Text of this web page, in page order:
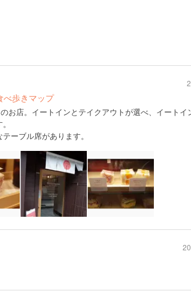
べ歩きマップ
お店。イートインとテイクアウトが選べ、イートイ
ーブル席があります。